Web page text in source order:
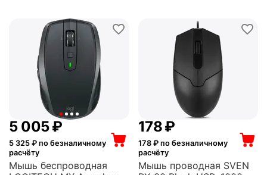
5 005₽
5 325 ₽ по безналичному
расчёту
Мышь беспроводная
‍178‍₽
178₽ по безналичному
расчёту
Мышь проводная SVEN